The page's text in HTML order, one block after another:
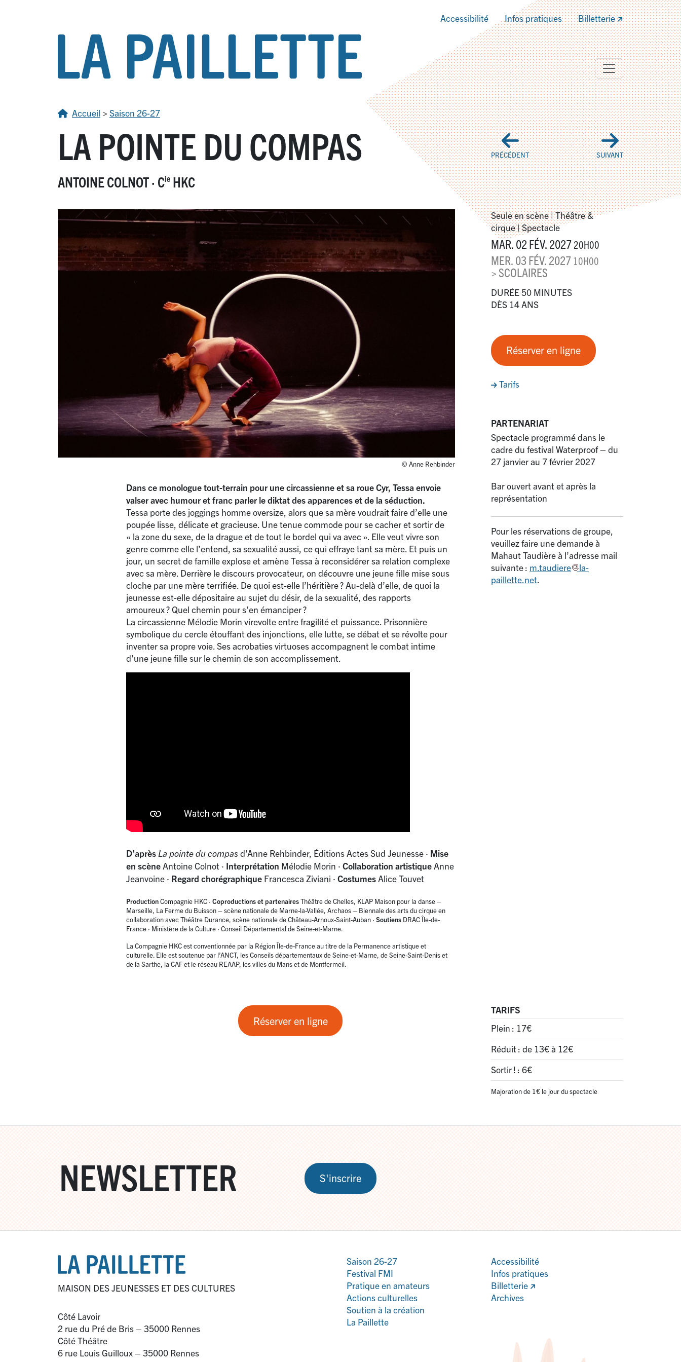
Accessibilité Infos pratiques Billetterie
Accueil > Saison 26-27
LA POINTE DU COMPAS
ANTOINE COLNOT· Cie HKC
PRÉCÉDENT SUIVANT
© Anne Rehbinder
Dans ce monologue tout-terrain pour une circassienne et sa roue Cyr, Tessa envoie
valser avec humour et franc parler le diktat des apparences et de la séduction.
Tessa porte des joggings homme oversize, alors que sa mère voudrait faire d’elle une
poupée lisse, délicate et gracieuse. Une tenue commode pour se cacher et sortir de
« la zone du sexe, de la drague et de tout le bordel qui va avec». Elle veut vivre son
genre comme elle l’entend, sa sexualité aussi, ce qui effraye tant sa mère. Et puis un
jour, un secret de famille explose et amène Tessa à reconsidérer sa relation complexe
avec sa mère. Derrière le discours provocateur, on découvre une jeune fille mise sous
cloche par une mère terrifiée. De quoi est-elle l’héritière? Au-delà d’elle, de quoi la
jeunesse est-elle dépositaire au sujet du désir, de la sexualité, des rapports
amoureux? Quel chemin pour s’en émanciper?
La circassienne Mélodie Morin virevolte entre fragilité et puissance. Prisonnière
symbolique du cercle étouffant des injonctions, elle lutte, se débat et se révolte pour
inventer sa propre voie. Ses acrobaties virtuoses accompagnent le combat intime
d’une jeune fille sur le chemin de son accomplissement.
D’après La pointe du compasd’Anne Rehbinder, Éditions Actes Sud Jeunesse · Mise
en scèneAntoine Colnot · Interprétation Mélodie Morin · Collaboration artistiqueAnne
Jeanvoine · Regard chorégraphiqueFrancesca Ziviani · CostumesAlice Touvet
ProductionCompagnie HKC · Coproductions et partenairesThéâtre de Chelles, KLAP Maison pour la danse –
Marseille, La Ferme du Buisson – scène nationale de Marne-la-Vallée, Archaos – Biennale des arts du cirque en
collaboration avec Théâtre Durance, scène nationale de Château-Arnoux-Saint-Auban · SoutiensDRAC Île-de-
France · Ministère de la Culture · Conseil Départemental de Seine-et-Marne.
La Compagnie HKC est conventionnée par la Région Île-de-France au titre de la Permanence artistique et
culturelle. Elle est soutenue par l’ANCT, les Conseils départementaux de Seine-et-Marne, de Seine-Saint-Denis et
de la Sarthe, la CAF et le réseau REAAP, les villes du Mans et de Montfermeil.
Seule en scène | Théâtre &
cirque | Spectacle
MAR. 02 FÉV. 2027 20H00
MER. 03 FÉV. 2027 10H00
> SCOLAIRES
DURÉE 50 MINUTES
DÈS 14 ANS
Réserver en ligne
Tarifs
PARTENARIAT
Spectacle programmé dans le
cadre du festival Waterproof – du
27 janvier au 7 février 2027
Bar ouvert avant et après la
représentation
Pour les réservations de groupe,
veuillez faire une demande à
Mahaut Taudière à l’adresse mail
suivante : m.taudiere
la-
paillette.net.
Réserver en ligne
TARIFS
Plein : 17€
Réduit : de 13€ à 12€
Sortir! : 6€
Majoration de 1€ le jour du spectacle
NEWSLETTER S'inscrire
MAISON DES JEUNESSES ET DES CULTURES
Côté Lavoir
2 rue du Pré de Bris – 35000 Rennes
Côté Théâtre
6 rue Louis Guilloux – 35000 Rennes
Saison 26-27
Festival FMI
Pratique en amateurs
Actions culturelles
Soutien à la création
La Paillette
Accessibilité
Infos pratiques
Billetterie
Archives